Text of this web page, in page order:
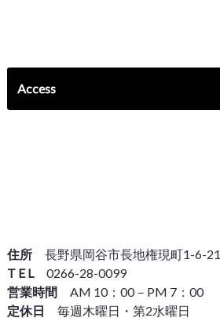
Access
住所 長野県岡谷市長地権現町1-6-21
T E L 0266-28-0099
営業時間 AM 10：00－PM 7：00
定休日
毎週木曜日・第2水曜日